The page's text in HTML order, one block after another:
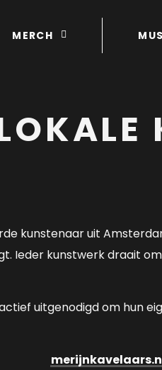
MERCH
kunstenaar uit
Ieder kunstwerk draait
uitgenodigd om hun